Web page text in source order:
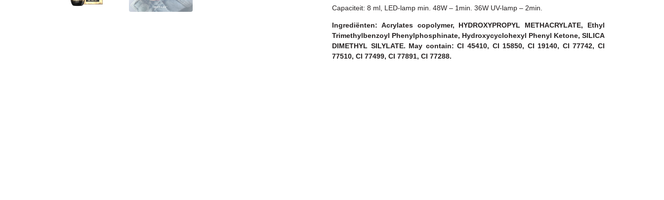
Capaciteit: 8 ml, LED-lamp min. 48W – 1min. 36W UV-lamp – 2min.
Ingrediënten: Acrylates copolymer, HYDROXYPROPYL METHACRYLATE, Ethyl
Trimethylbenzoyl Phenylphosphinate, Hydroxycyclohexyl Phenyl Ketone, SILICA
DIMETHYL SILYLATE. May contain: CI 45410, CI 15850, CI 19140, CI 77742, CI
77510, CI 77499, CI 77891, CI 77288.